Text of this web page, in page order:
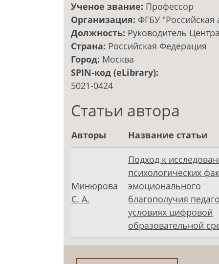
Ученое звание: Профессор
Организация: ФГБУ "Российская
Должность: Руководитель
Страна: Российская Федерация
Город: Москва
SPIN-код (eLibrary):
5021-0424
Статьи автора
Авторы Название статьи
Минюрова
С. А.
Подход к
психологических
эмоционального
благополучия
условиях цифровой
образовательной